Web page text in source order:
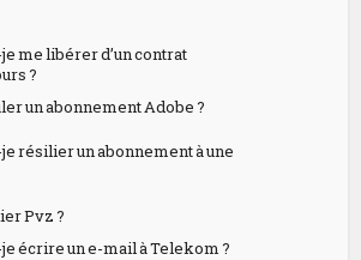
me libérer d’un contrat
?
un abonnement Adobe ?
résilier un abonnement à une
Pvz ?
écrire un e-mail à Telekom ?